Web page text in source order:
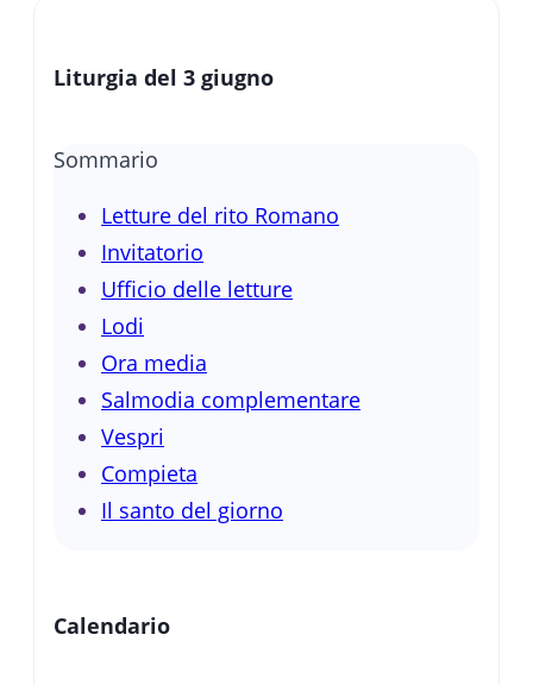
Liturgia del 3 giugno
Sommario
Letture del rito Romano
Invitatorio
Ufficio delle letture
Lodi
Ora media
Salmodia complementare
Vespri
Compieta
Il santo del giorno
Calendario